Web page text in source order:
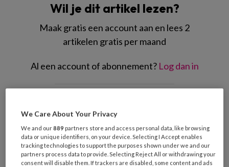
Wil je dit artikel lezen?
Maak gratis een account aan en lees 2
artikelen gratis per maand
Al een account of abonnement? Log dan in
je
e-
mailadres?
* *
Kies
je
wachtwoord* *
We Care About Your Privacy
We and our889 partners store and access personal data, like browsing
data or unique identifiers, on your device. Selecting I Accept enables
tracking technologies to support the purposes shown under we and our
partners process data to provide. Selecting Reject All or withdrawing your
consent will disable them. If trackers are disabled, some content and ads